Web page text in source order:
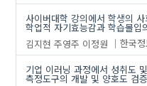
사이버대학 강의에서 학생의
학업적 자기효능감과 학습몰입
김지현 주영주 이정원 한국
기업 이러닝 과정에서 성취도
측정도구의 개발 및 양호도 검증